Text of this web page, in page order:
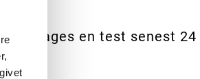
foretages en test senest 24